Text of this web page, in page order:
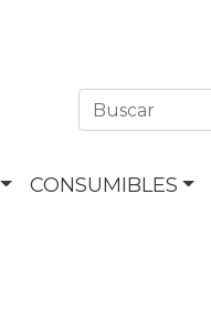
CONSUMIBLES